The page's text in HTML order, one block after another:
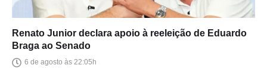
Renato Junior declara apoio à reeleição de Eduardo
Braga ao Senado
6 de agosto às 22:05h